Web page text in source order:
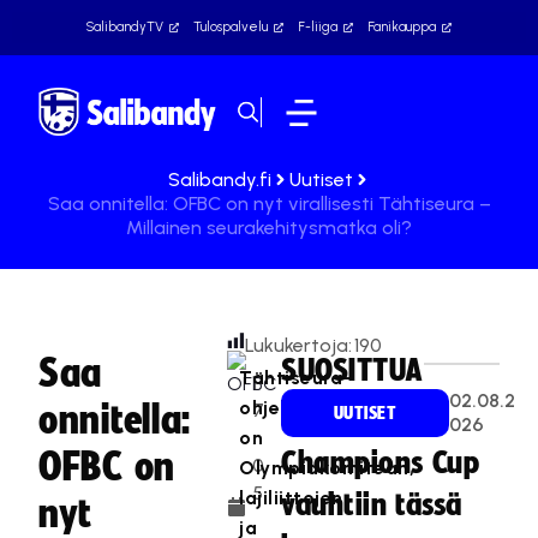
SalibandyTV Tulospalvelu F-liiga Fanikauppa
Salibandy.fi
Uutiset
Saa onnitella: OFBC on nyt virallisesti Tähtiseura –
Millainen seurakehitysmatka oli?
Saa
onnitella:
OFBC on
nyt
1
7
.
0
5
.
Lukukertoja:190
Tähtiseura-
ohjelma
on
Olympiakomitean,
lajiliittojen
ja
SUOSITTUA
UUTISET
02.08.2
026
Champions Cup
vauhtiin tässä